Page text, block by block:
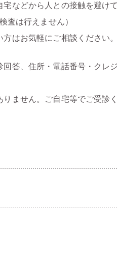
などから人との接触を避け
査は行えません）
はお気軽にご相談ください。
答、住所・電話番号・クレ
ません。ご自宅等でご受診く